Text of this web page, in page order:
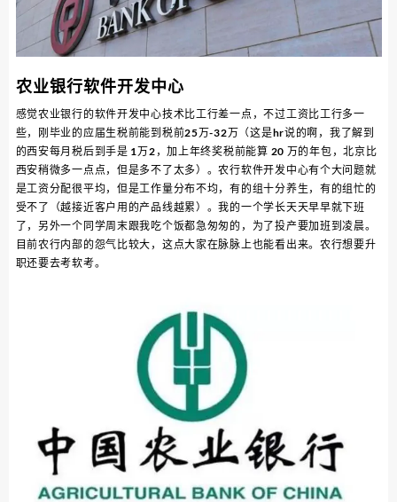
农业银行软件开发中心
感觉农业银行的软件开发中心技术比工行差一点，不过工资比工行多一
些，刚毕业的应届生税前能到税前25万-32万（这是hr说的啊，我了解到
的西安每月税后到手是 1万2，加上年终奖税前能算 20 万的年包，北京比
西安稍微多一点点，但是多不了太多）。农行软件开发中心有个大问题就
是工资分配很平均，但是工作量分布不均，有的组十分养生，有的组忙的
受不了（越接近客户用的产品线越累）。我的一个学长天天早早就下班
了，另外一个同学周末跟我吃个饭都急匆匆的，为了投产要加班到凌晨。
目前农行内部的怨气比较大，这点大家在脉脉上也能看出来。农行想要升
职还要去考软考。